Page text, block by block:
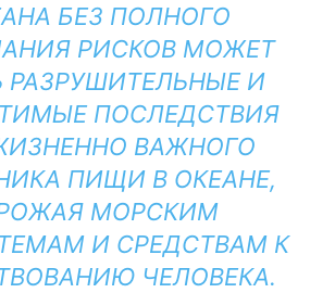
БЕЗ ПОЛНОГО
РИСКОВ МОЖЕТ
РАЗРУШИТЕЛЬНЫЕ И
ПОСЛЕДСТВИЯ
ВАЖНОГО
ПИЩИ В ОКЕАНЕ,
МОРСКИМ
И СРЕДСТВАМ К
ЧЕЛОВЕКА.